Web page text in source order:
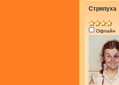
Стряпуха
Офлайн